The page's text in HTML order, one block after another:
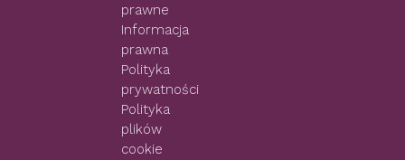
prawne
Informacja
prawna
Polityka
prywatności
Polityka
plików
cookie